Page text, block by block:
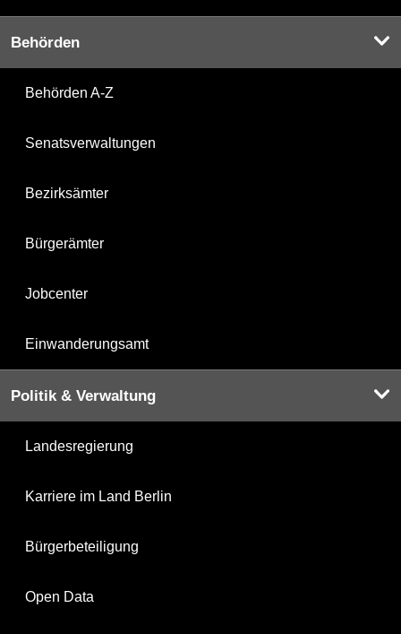
Behörden
Behörden A-Z
Senatsverwaltungen
Bezirksämter
Bürgerämter
Jobcenter
Einwanderungsamt
Politik & Verwaltung
Landesregierung
Karriere im Land Berlin
Bürgerbeteiligung
Open Data